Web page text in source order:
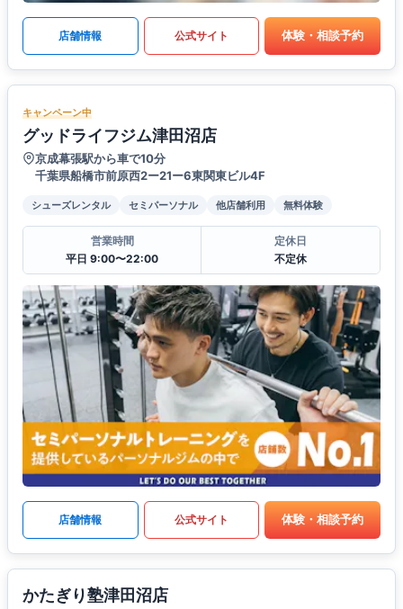
店舗情報 公式サイト 体験・相談予約
キャンペーン中
グッドライフジム津田沼店
京成幕張駅から車で10分
千葉県船橋市前原西2ー21ー6東関東ビル4F
シューズレンタル セミパーソナル 他店舗利用 無料体験
営業時間
平日 9:00〜22:00
定休日
不定休
店舗情報 公式サイト 体験・相談予約
かたぎり塾津田沼店